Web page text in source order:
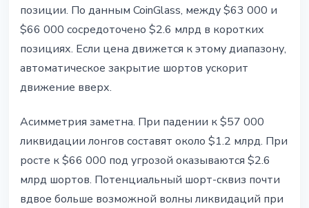
позиции. По данным CoinGlass, между $63 000 и
$66 000 сосредоточено $2.6 млрд в коротких
позициях. Если цена движется к этому диапазону,
автоматическое закрытие шортов ускорит
движение вверх.
Асимметрия заметна. При падении к $57 000
ликвидации лонгов составят около $1.2 млрд. При
росте к $66 000 под угрозой оказываются $2.6
млрд шортов. Потенциальный шорт-сквиз почти
вдвое больше возможной волны ликвидаций при